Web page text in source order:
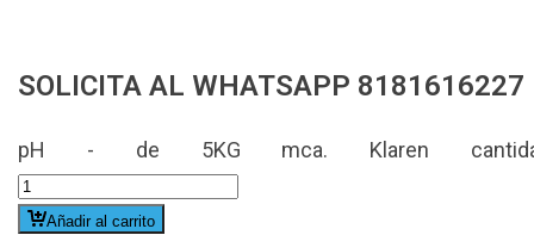
SOLICITA AL WHATSAPP 8181616227
pH - de 5KG mca. Klaren
Añadir al carrito